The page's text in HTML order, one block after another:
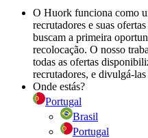
O Huork funciona como
recrutadores e suas
buscam a primeira
recolocação. O nosso
todas as ofertas
recrutadores, e divulgá-
Onde estás?
Portugal
Brasil
Portugal